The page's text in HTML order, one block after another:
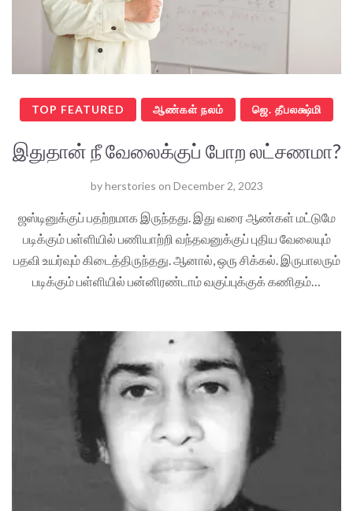
TOP FEATURED ஆண்கள் நலம் ஜெ. தீபலக்ஷ்மி
இதுதான் நீ வேலைக்குப் போற லட்சணமா?
byherstories on December 2, 2023
ஜஸ்டினுக்குப் பதற்றமாக இருந்தது. இது வரை ஆண்கள் மட்டுமே
படிக்கும் பள்ளியில் பணியாற்றி வந்தவனுக்குப் புதிய வேலையும்
பதவி உயர்வும் கிடைத்திருந்தது. ஆனால், ஒரு சிக்கல். இருபாலரும்
படிக்கும் பள்ளியில் பன்னிரண்டாம் வகுப்புக்குக் கணிதம்…